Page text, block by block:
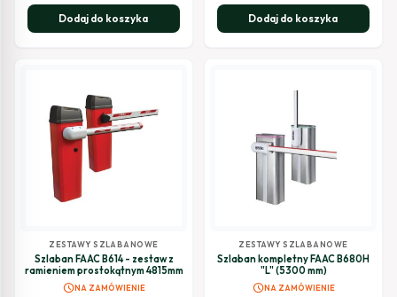
Dodaj do koszyka Dodaj do koszyka
ZESTAWY SZLABANOWE
Szlaban FAAC B614 - zestaw z
ramieniem prostokątnym 4815mm
scheduleNA ZAMÓWIENIE
ZESTAWY SZLABANOWE
Szlaban kompletny FAAC B680H
"L" (5300 mm)
scheduleNA ZAMÓWIENIE